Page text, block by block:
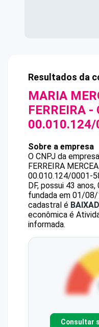
Resultados da
MARIA
FERREIRA -
Sobre a empresa
O CNPJ da empresa
FERREIRA
00.010.124/0001-
DF, possui 43
fundada em 01/08/
cadastral é
econômica é
informada.
Consultar